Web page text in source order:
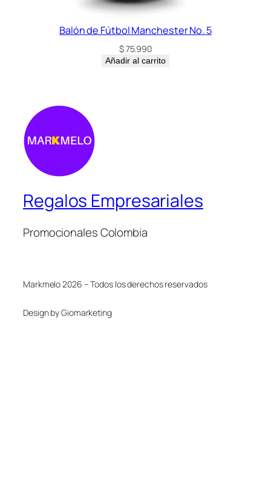
Balón de Fútbol Manchester No. 5
$75.990
Añadir al carrito
Regalos Empresariales
Promocionales Colombia
Markmelo 2026 – Todos los derechos reservados
Design by Giomarketing